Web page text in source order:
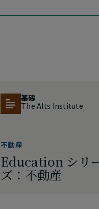
基礎
The Alts Institute
不動産
Education シリ
ズ：不動産